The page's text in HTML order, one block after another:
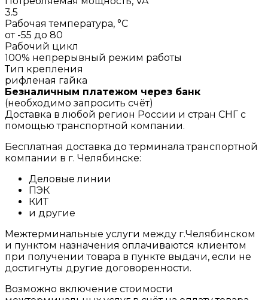
3.5
Рабочая температура, °C
от -55 до 80
Рабочий цикл
100% непрерывный режим работы
Тип крепления
рифленая гайка
Безналичным платежом через банк
(необходимо запросить счёт)
Доставка в любой регион России и стран СНГ с
помощью транспортной компании.
Бесплатная доставка до терминала транспортной
компании в г. Челябинске:
Деловые линии
ПЭК
КИТ
и другие
Межтерминальные услуги между г.Челябинском
и пунктом назначения оплачиваются клиентом
при получении товара в пункте выдачи, если не
достигнуты другие договоренности.
Возможно включение стоимости